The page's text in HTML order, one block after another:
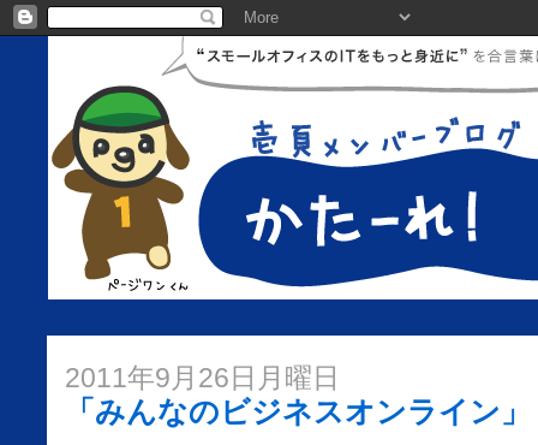
2011年9月26日月曜日
「みんなのビジネスオンライン」